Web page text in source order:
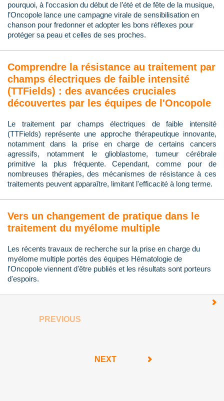
pourquoi, à l’occasion du début de l’été et de fête de la musique,
l’Oncopole lance une campagne virale de sensibilisation en
chanson pour fredonner et adopter les bons réflexes pour
protéger sa peau et celles de ses proches.
Comprendre la résistance au traitement par
champs électriques de faible intensité
(TTFields) : des avancées cruciales
découvertes par les équipes de l'Oncopole
Le traitement par champs électriques de faible intensité
(TTFields) représente une approche thérapeutique innovante,
notamment dans la prise en charge de certains cancers
agressifs, notamment le glioblastome, tumeur cérébrale
primitive la plus fréquente. Cependant, comme pour de
nombreuses thérapies, des mécanismes de résistance à ces
traitements peuvent apparaître, limitant l'efficacité à long terme.
Vers un changement de pratique dans le
traitement du myélome multiple
Les récents travaux de recherche sur la prise en charge du
myélome multiple portés des équipes Hématologie de
l'Oncopole viennent d'être publiés et les résultats sont porteurs
d'espoirs.
PREVIOUS
NEXT